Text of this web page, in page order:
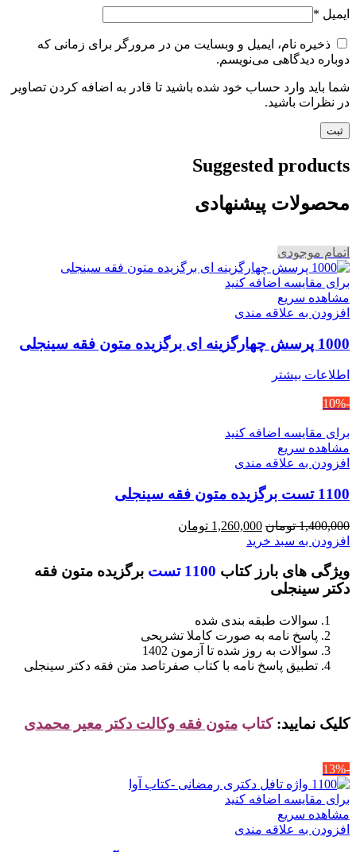
ایمیل *
ذخیره نام، ایمیل و وبسایت من در مرورگر برای زمانی که
دوباره دیدگاهی می‌نویسم.
شما باید وارد حساب خود شده باشید تا قادر به اضافه کردن تصاویر
در نظرات باشید.
Suggested products
محصولات پیشنهادی
اتمام موجودی
برای مقایسه اضافه کنید
مشاهده سریع
افزودن به علاقه مندی
1000 پرسش چهارگزینه ای برگزیده متون فقه سینجلی
اطلاعات بیشتر
-10%
برای مقایسه اضافه کنید
مشاهده سریع
افزودن به علاقه مندی
1100 تست برگزیده متون فقه سینجلی
1,400,000 تومان قیمت
اصلی
بود.
1,260,000 تومان
است.
افزودن به سبد خرید
ویژگی های بارز کتاب 1100 تست
برگزیده متون فقه
دکتر سینجلی
سوالات طبقه بندی شده
پاسخ نامه به صورت کاملا تشریحی
سوالات به روز شده تا آزمون 1402
تطبیق پاسخ نامه با کتاب صفرتاصد متن فقه دکتر سینجلی
کلیک نمایید: کتاب متون فقه وکالت دکتر معیر محمدی
-13%
برای مقایسه اضافه کنید
مشاهده سریع
افزودن به علاقه مندی